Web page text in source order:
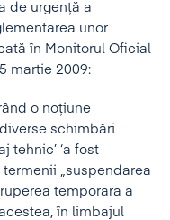
de urgenţă a
unor
în Monitorul Oficial
martie 2009:
o noţiune
schimbări
tehnic’ ‘a fost
„suspendarea
temporara a
în limbajul